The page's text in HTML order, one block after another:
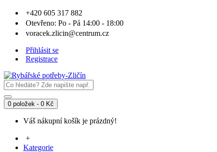
+420 605 317 882
Otevřeno: Po - Pá 14:00 - 18:00
voracek.zlicin@centrum.cz
Přihlásit se
Registrace
0 položek - 0 Kč
Váš nákupní košík je prázdný!
+
Kategorie